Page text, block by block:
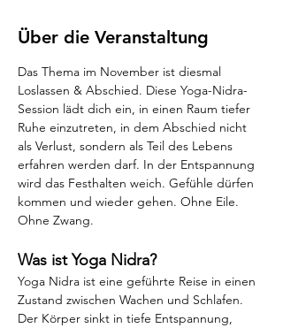
Über die Veranstaltung
Das Thema im November ist diesmal
Loslassen & Abschied. Diese Yoga-Nidra-
Session lädt dich ein, in einen Raum tiefer
Ruhe einzutreten, in dem Abschied nicht
als Verlust, sondern als Teil des Lebens
erfahren werden darf. In der Entspannung
wird das Festhalten weich. Gefühle dürfen
kommen und wieder gehen. Ohne Eile.
Ohne Zwang.
Was ist Yoga Nidra?
Yoga Nidra ist eine geführte Reise in einen
Zustand zwischen Wachen und Schlafen.
Der Körper sinkt in tiefe Entspannung,